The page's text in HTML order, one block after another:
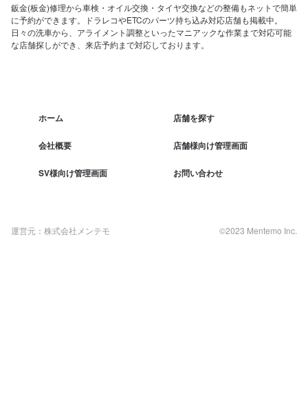
鈑金(板金)修理から車検・オイル交換・タイヤ交換などの整備もネットで簡単
に予約ができます。ドラレコやETCのパーツ持ち込み対応店舗も掲載中。
日々の洗車から、アライメント調整といったマニアックな作業まで対応可能
な店舗探しができ、来店予約まで対応しております。
ホーム 店舗を探す
会社概要 店舗様向け管理画面
SV様向け管理画面 お問い合わせ
運営元：株式会社メンテモ ©2023 Mentemo Inc.